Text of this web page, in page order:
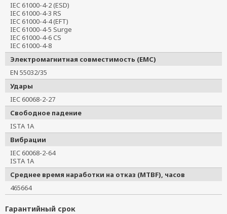
IEC 61000-4-2 (ESD)
IEC 61000-4-3 RS
IEC 61000-4-4 (EFT)
IEC 61000-4-5 Surge
IEC 61000-4-6 CS
IEC 61000-4-8
Электромагнитная совместимость (EMC)
EN 55032/35
Удары
IEC 60068-2-27
Свободное падение
ISTA 1A
Вибрации
IEC 60068-2-64
ISTA 1A
Среднее время наработки на отказ (MTBF), часов
465664
Гарантийный срок